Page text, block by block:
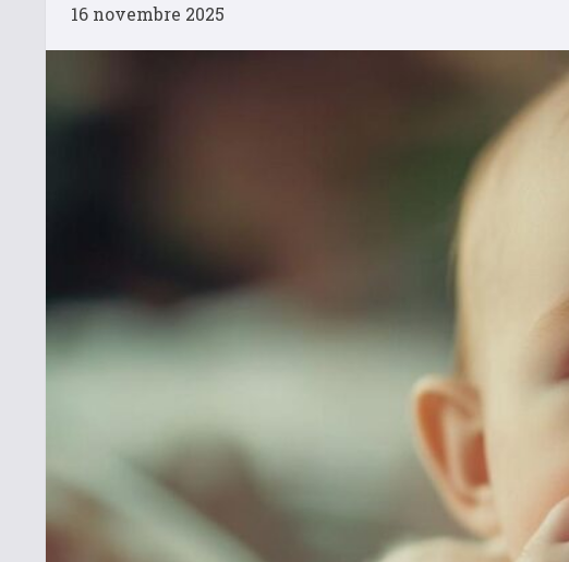
16 novembre 2025